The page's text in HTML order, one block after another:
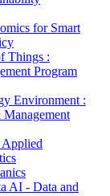
for Smart
Things :
Program
Environment :
AI - Data and